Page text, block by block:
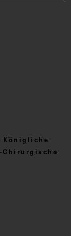
Königliche